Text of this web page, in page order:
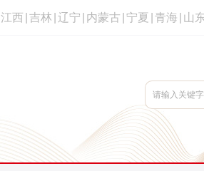
江西 吉林 辽宁 内蒙古 宁夏 青海 山